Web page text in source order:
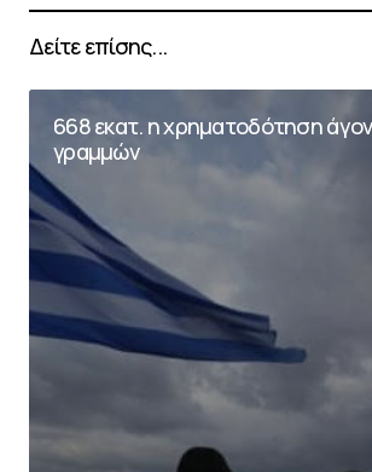
Δείτε επίσης...
668 εκατ. η χρηματοδότηση
γραμμών